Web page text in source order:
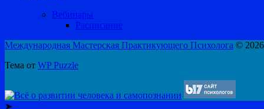
Вебинары
Расписание
Международная Мастерская Практикующего Психолога © 2026
Тема от WP Puzzle
➤